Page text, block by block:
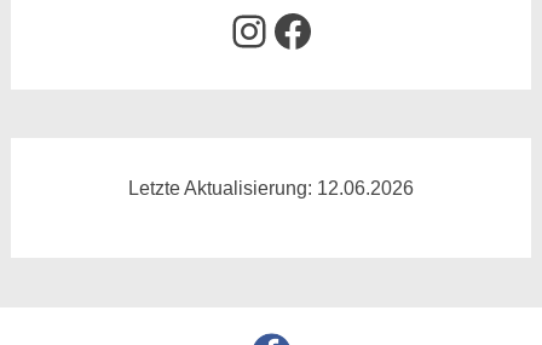
Instagram
Facebook
Letzte Aktualisierung: 12.06.2026